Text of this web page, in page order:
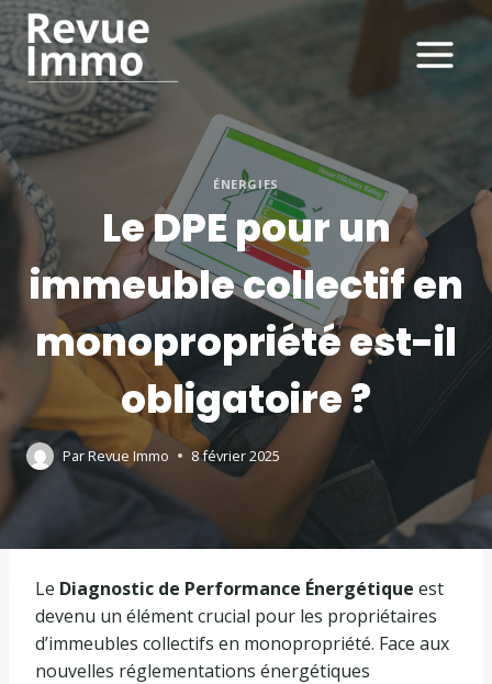
Aller
au
contenu
ÉNERGIES
Le DPE pour un
immeuble collectif en
monopropriété est-il
obligatoire ?
ParRevue Immo 8 février 2025
Le Diagnostic de Performance Énergétique est
devenu un élément crucial pour les propriétaires
d’immeubles collectifs en monopropriété. Face aux
nouvelles réglementations énergétiques